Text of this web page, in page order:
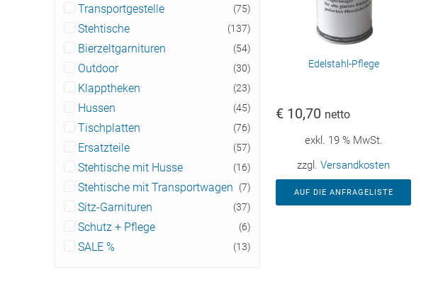
Edelstahl-Pflege
€ 10,70 netto
exkl. 19 % MwSt.
zzgl. Versandkosten
AUF DIE ANFRAGELISTE
Transportgestelle (75)
Stehtische (137)
Bierzeltgarnituren (54)
Outdoor (30)
Klapptheken (23)
Hussen (45)
Tischplatten (76)
Ersatzteile (57)
Stehtische mit Husse (16)
Stehtische mit Transportwagen (7)
Sitz-Garnituren (37)
Schutz + Pflege (6)
SALE % (13)